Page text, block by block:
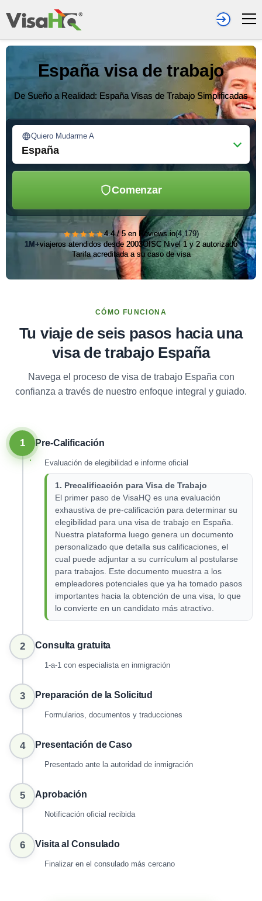
España visa de trabajo
De Sueño a Realidad: España Visas de Trabajo Simplificadas
Quiero Mudarme A
España
Comenzar
★★★★★4.4 / 5 en Reviews.io(4,179)
1M+viajeros atendidos desde 2003OISC Nivel 1 y 2 autorizado
Tarifa acreditada a su caso de visa
CÓMO FUNCIONA
Tu viaje de seis pasos hacia una
visa de trabajo España
Navega el proceso de visa de trabajo España con
confianza a través de nuestro enfoque integral y guiado.
1 Pre-Calificación
Evaluación de elegibilidad e informe oficial
1. Precalificación para Visa de Trabajo
El primer paso de VisaHQ es una evaluación
exhaustiva de pre-calificación para determinar su
elegibilidad para una visa de trabajo en España.
Nuestra plataforma luego genera un documento
personalizado que detalla sus calificaciones, el
cual puede adjuntar a su currículum al postularse
para trabajos. Este documento muestra a los
empleadores potenciales que ya ha tomado pasos
importantes hacia la obtención de una visa, lo que
lo convierte en un candidato más atractivo.
2 Consulta gratuita
1-a-1 con especialista en inmigración
3 Preparación de la Solicitud
Formularios, documentos y traducciones
4 Presentación de Caso
Presentado ante la autoridad de inmigración
5 Aprobación
Notificación oficial recibida
6 Visita al Consulado
Finalizar en el consulado más cercano